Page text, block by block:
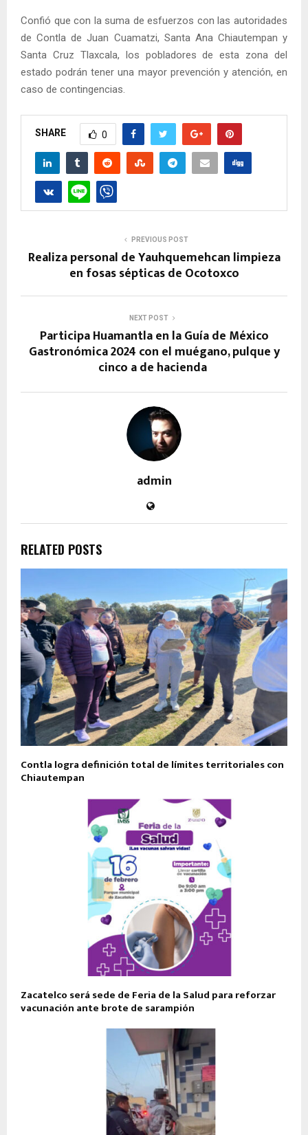
Confió que con la suma de esfuerzos con las autoridades
de Contla de Juan Cuamatzi, Santa Ana Chiautempan y
Santa Cruz Tlaxcala, los pobladores de esta zona del
estado podrán tener una mayor prevención y atención, en
caso de contingencias.
SHARE 0
PREVIOUS POST
Realiza personal de Yauhquemehcan limpieza
en fosas sépticas de Ocotoxco
NEXT POST
Participa Huamantla en la Guía de México
Gastronómica 2024 con el muégano, pulque y
cinco a de hacienda
admin
RELATED POSTS
Contla logra definición total de límites territoriales con
Chiautempan
Zacatelco será sede de Feria de la Salud para reforzar
vacunación ante brote de sarampión